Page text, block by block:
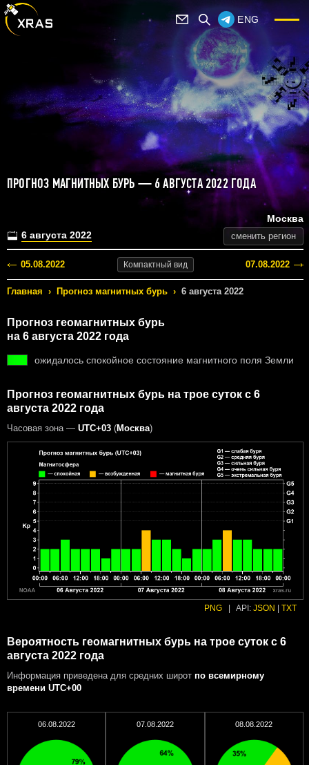
ENG
ПРОГНОЗ МАГНИТНЫХ БУРЬ — 6 АВГУСТА 2022 ГОДА
6 августа 2022
Москва
сменить регион
05.08.2022 Компактный вид 07.08.2022
Главная › Прогноз магнитных бурь › 6 августа 2022
Прогноз геомагнитных бурь
на 6 августа 2022 года
ожидалось спокойное состояние магнитного поля Земли
Прогноз геомагнитных бурь на трое суток с 6
августа 2022 года
Часовая зона — UTC+03 (Москва)
PNG API: JSON TXT
Вероятность геомагнитных бурь на трое суток с 6
августа 2022 года
Информация приведена для средних широт по всемирному
времени UTC+00
06.08.2022 07.08.2022 08.08.2022